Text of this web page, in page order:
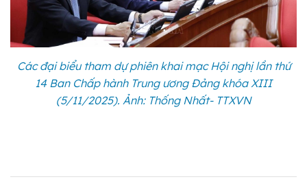
Các đại biểu tham dự phiên khai mạc Hội nghị lần thứ
14 Ban Chấp hành Trung ương Đảng khóa XIII
(5/11/2025). Ảnh: Thống Nhất- TTXVN